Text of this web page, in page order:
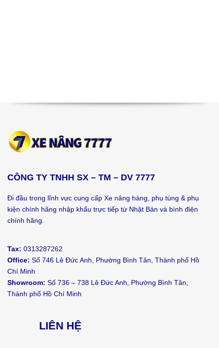
CÔNG TY TNHH SX – TM – DV 7777
Đi đầu trong lĩnh vực cung cấp Xe nâng hàng, phụ tùng & phụ
kiện chính hãng nhập khẩu trực tiếp từ Nhật Bản và bình điện
chính hãng.
Tax: 0313287262
Office: Số 746 Lê Đức Anh, Phường Bình Tân, Thành phố Hồ
Chí Minh
Showroom: Số 736 – 738 Lê Đức Anh, Phường Bình Tân,
Thành phố Hồ Chí Minh
LIÊN HỆ